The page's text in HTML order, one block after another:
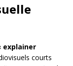
explainer
courts